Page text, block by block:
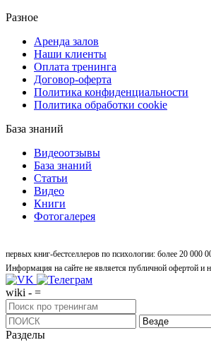
Разное
Аренда залов
Наши клиенты
Оплата тренинга
Договор-оферта
Политика конфиденциальности
Политика обработки cookie
База знаний
Видеоотзывы
База знаний
Статьи
Видео
Книги
Фотогалерея
первых книг-бестселлеров по психологии: более 20
Информация на сайте не является публичной офертой и
wiki - =
Разделы